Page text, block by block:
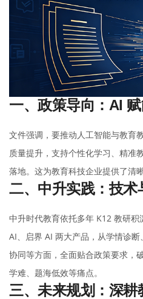
一、政策导向：AI
文件强调，要推动人工智能与教育
质量提升，支持个性化学习、精准
落地。这为教育科技企业提供了清
二、中升实践：技术
中升时代教育依托多年 K12 教研
AI、启界 AI 两大产品，从学情诊
协同等方面，全面贴合政策要求，
学难、题海低效等痛点。
三、未来规划：深耕